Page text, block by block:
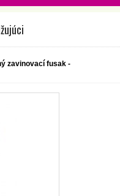
zavinovací fusak -